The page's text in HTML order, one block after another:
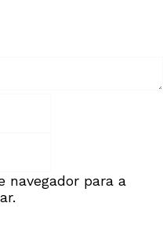
navegador para a